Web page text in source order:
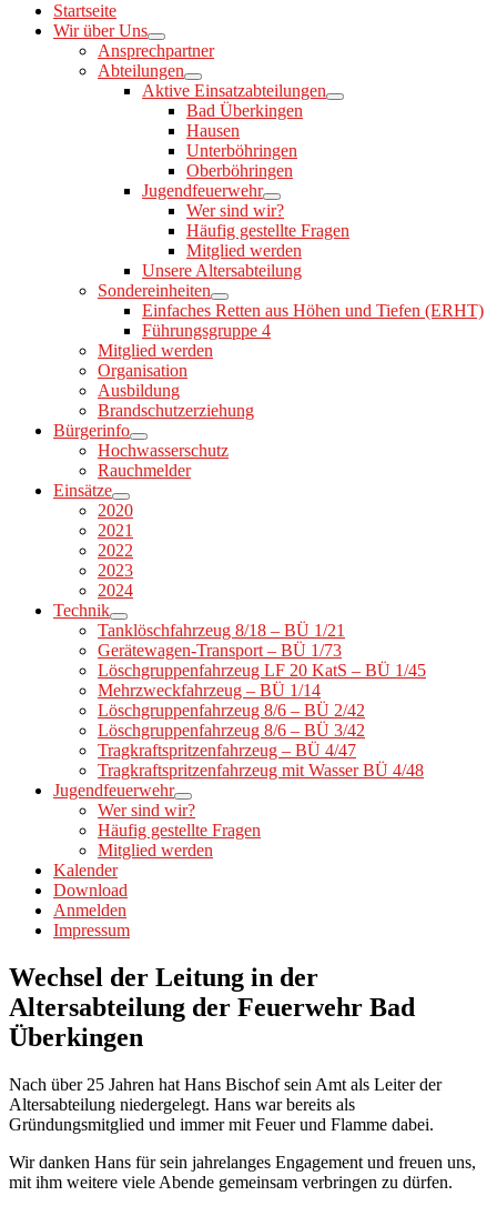
Startseite
Wir über Uns
Ansprechpartner
Abteilungen
Aktive Einsatzabteilungen
Bad Überkingen
Hausen
Unterböhringen
Oberböhringen
Jugendfeuerwehr
Wer sind wir?
Häufig gestellte Fragen
Mitglied werden
Unsere Altersabteilung
Sondereinheiten
Einfaches Retten aus Höhen und Tiefen (ERHT)
Führungsgruppe 4
Mitglied werden
Organisation
Ausbildung
Brandschutzerziehung
Bürgerinfo
Hochwasserschutz
Rauchmelder
Einsätze
2020
2021
2022
2023
2024
Technik
Tanklöschfahrzeug 8/18 – BÜ 1/21
Gerätewagen-Transport – BÜ 1/73
Löschgruppenfahrzeug LF 20 KatS – BÜ 1/45
Mehrzweckfahrzeug – BÜ 1/14
Löschgruppenfahrzeug 8/6 – BÜ 2/42
Löschgruppenfahrzeug 8/6 – BÜ 3/42
Tragkraftspritzenfahrzeug – BÜ 4/47
Tragkraftspritzenfahrzeug mit Wasser BÜ 4/48
Jugendfeuerwehr
Wer sind wir?
Häufig gestellte Fragen
Mitglied werden
Kalender
Download
Anmelden
Impressum
Wechsel der Leitung in der
Altersabteilung der Feuerwehr Bad
Überkingen
Nach über 25 Jahren hat Hans Bischof sein Amt als Leiter der
Altersabteilung niedergelegt. Hans war bereits als
Gründungsmitglied und immer mit Feuer und Flamme dabei.
Wir danken Hans für sein jahrelanges Engagement und freuen uns,
mit ihm weitere viele Abende gemeinsam verbringen zu dürfen.